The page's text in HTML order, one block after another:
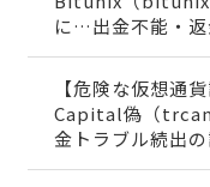
に…出金不能・
【危険な仮想通
Capital偽（
金トラブル続出